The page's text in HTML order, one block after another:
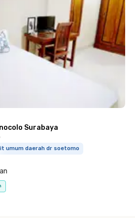
Surabaya
umum daerah dr soetomo